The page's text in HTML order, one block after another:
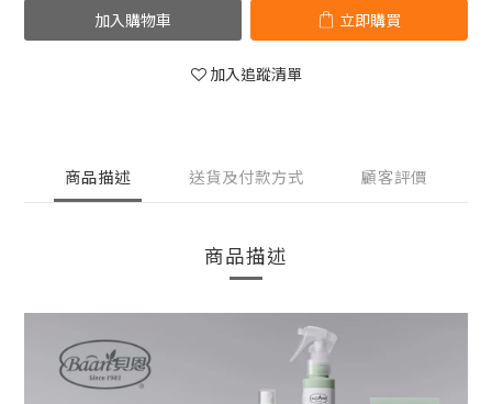
加入購物車 立即購買
加入追蹤清單
商品描述 送貨及付款方式 顧客評價
商品描述